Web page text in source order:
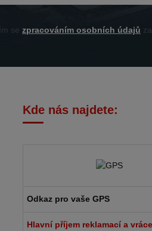
se zpracováním osobních údajů
Kde nás najdete:
Odkaz pro vaše GPS
Hlavní příjem reklamací a